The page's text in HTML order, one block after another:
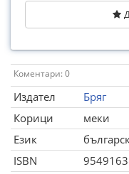
Коментари: 0
Издател
Бряг
Корици
меки
Език
ISBN